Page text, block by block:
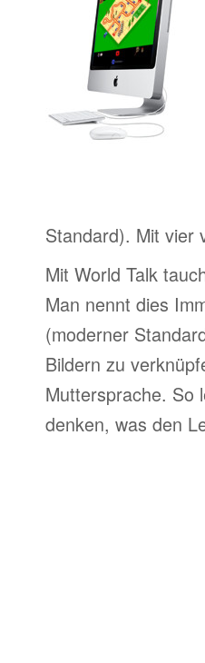
Standard). Mit vier
Mit World Talk
Man nennt dies
(moderner
Bildern zu
Muttersprache. So
denken, was den